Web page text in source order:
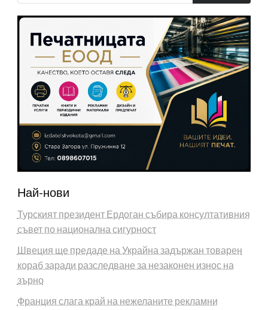
Най-нови
Турският президент Ердоган събира консултативния
съвет по национална сигурност
Швеция ще предаде на Украйна задържан товарен
кораб заради разследване за незаконен износ на
зърно
Франция слага край на нежеланите рекламни